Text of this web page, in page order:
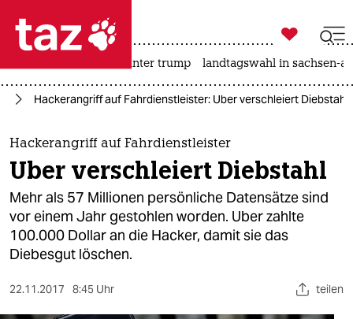
 taz zahl ich
taz zahl ich
themen
politik
öko
gesellschaft
kultur

taz zahl ich
usa unter trump landtagswahl in sachsen-
Hackerangriff auf Fahrdienstleister: Uber verschleiert Diebstahl
Hackerangriff auf Fahrdienstleister
Uber verschleiert Diebstahl
Mehr als 57 Millionen persönliche Datensätze sind
vor einem Jahr gestohlen worden. Uber zahlte
100.000 Dollar an die Hacker, damit sie das
Diebesgut löschen.
22.11.2017 8:45 Uhr teilen